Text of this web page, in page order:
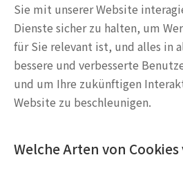
Sie mit unserer Website
Dienste sicher zu halten, um
für Sie relevant ist, und alles in
bessere und verbesserte
und um Ihre zukünftigen
Website zu beschleunigen.
Welche Arten von